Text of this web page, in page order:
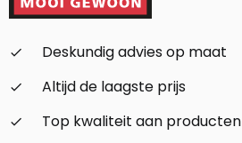
check_small
Deskundig advies op maat
check_small
Altijd de laagste prijs
check_small
Top kwaliteit aan producten